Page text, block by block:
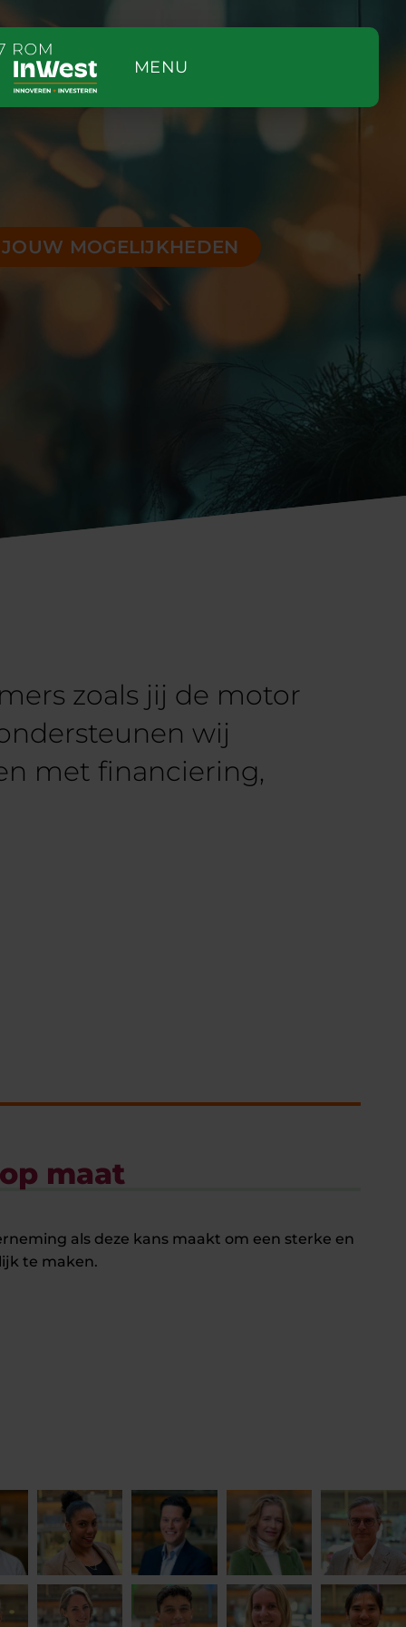
MENU
MOGELIJKHEDEN
zoals jij de motor
wij
met financiering,
maat
als deze kans maakt om een sterke en
te maken.